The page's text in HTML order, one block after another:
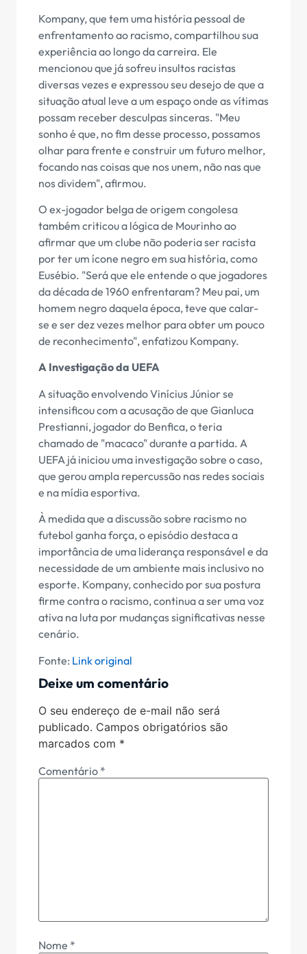
Kompany, que tem uma história pessoal de
enfrentamento ao racismo, compartilhou sua
experiência ao longo da carreira. Ele
mencionou que já sofreu insultos racistas
diversas vezes e expressou seu desejo de que a
situação atual leve a um espaço onde as vítimas
possam receber desculpas sinceras. "Meu
sonho é que, no fim desse processo, possamos
olhar para frente e construir um futuro melhor,
focando nas coisas que nos unem, não nas que
nos dividem", afirmou.
O ex-jogador belga de origem congolesa
também criticou a lógica de Mourinho ao
afirmar que um clube não poderia ser racista
por ter um ícone negro em sua história, como
Eusébio. "Será que ele entende o que jogadores
da década de 1960 enfrentaram? Meu pai, um
homem negro daquela época, teve que calar-
se e ser dez vezes melhor para obter um pouco
de reconhecimento", enfatizou Kompany.
A Investigação da UEFA
A situação envolvendo Vinícius Júnior se
intensificou com a acusação de que Gianluca
Prestianni, jogador do Benfica, o teria
chamado de "macaco" durante a partida. A
UEFA já iniciou uma investigação sobre o caso,
que gerou ampla repercussão nas redes sociais
e na mídia esportiva.
À medida que a discussão sobre racismo no
futebol ganha força, o episódio destaca a
importância de uma liderança responsável e da
necessidade de um ambiente mais inclusivo no
esporte. Kompany, conhecido por sua postura
firme contra o racismo, continua a ser uma voz
ativa na luta por mudanças significativas nesse
cenário.
Fonte: Link original
Deixe um comentário
O seu endereço de e-mail não será
publicado. Campos obrigatórios são
marcados com *
Comentário *
Nome *